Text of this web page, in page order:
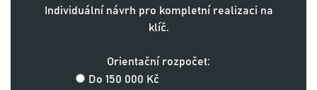
Individuální návrh pro kompletní realizaci na
klíč.
Orientační rozpočet:
Do 150 000 Kč